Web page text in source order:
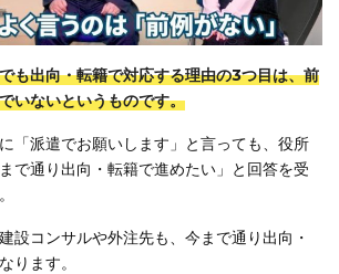
も出向・転籍で対応する理由の3つ目は、前
いないというものです。
「派遣でお願いします」と言っても、役所
で通り出向・転籍で進めたい」と回答を受
設コンサルや外注先も、今まで通り出向・
ります。